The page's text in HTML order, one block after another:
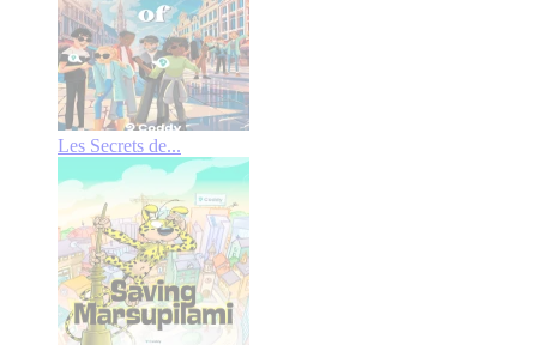
Les Secrets de...